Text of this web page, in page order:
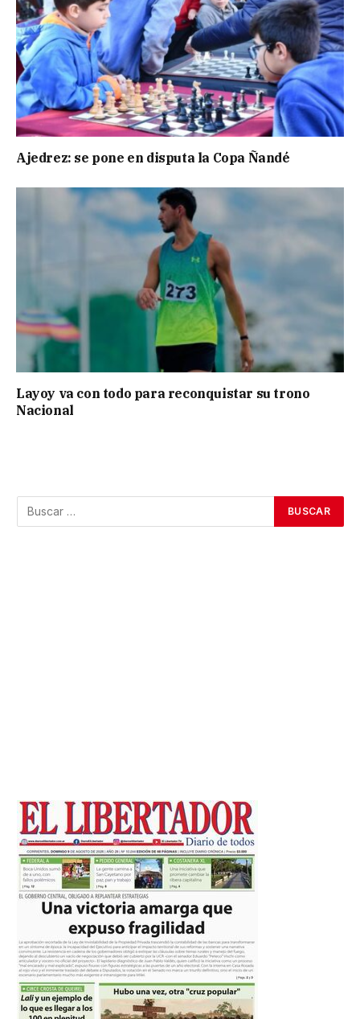
Ajedrez: se pone en disputa la Copa Ñandé
Layoy va con todo para reconquistar su trono
Nacional